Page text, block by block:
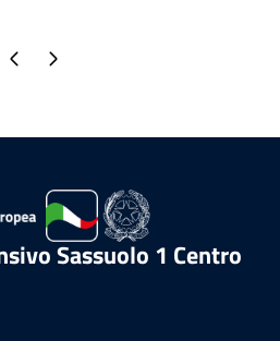
precedente
Pagina successiva
Sassuolo 1 Centro